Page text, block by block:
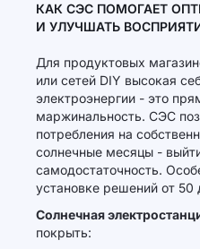
КАК СЭС ПОМОГАЕТ
И УЛУЧШАТЬ
Для продуктовых
или сетей DIY высокая
электроэнергии - это
маржинальность. СЭС
потребления на
солнечные месяцы -
самодостаточность.
установке решений от 50
Солнечная
покрыть: